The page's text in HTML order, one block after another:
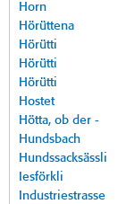
Horn
Hörüttena
Hörütti
Hörütti
Hörütti
Hostet
Hötta, ob der -
Hundsbach
Hundssacksässli
Iesförkli
Industriestrasse